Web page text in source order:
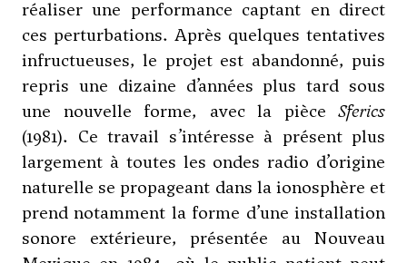
réaliser une performance captant en direct
ces perturbations. Après quelques tentatives
infructueuses, le projet est abandonné, puis
repris une dizaine d’années plus tard sous
une nouvelle forme, avec la pièce Sferics
(1981). Ce travail s’intéresse à présent plus
largement à toutes les ondes radio d’origine
naturelle se propageant dans la ionosphère et
prend notamment la forme d’une installation
sonore extérieure, présentée au Nouveau